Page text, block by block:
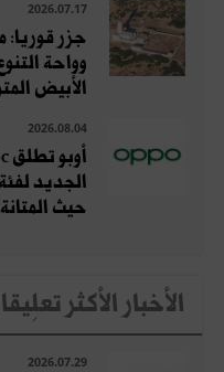
2026.07.17
جزر قوريا:
وواحة
الأبيض
2026.08.04
الجديد
حيث
الأخبار الأكثر تعلِيقا
2026.07.29